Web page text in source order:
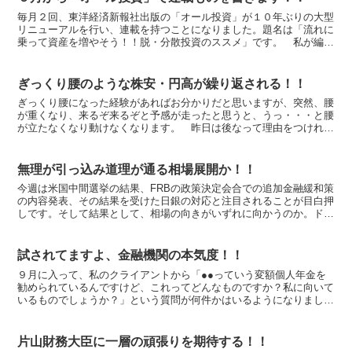
毎月２回、東洋経済新報社出版の「オール投資」が１０年ぶりの大型
リニューアルを行い、連載を持つことになりました。題名は「流れに
乗って資産を増やそう！！脱・分散投資のススメ」です。 私が編集
ぎっくり腰のような株安・円高が繰り返される！！
ぎっくり腰になった経験があればお分かりだと思いますが、突然、腰
が重くなり、来るぞ来るぞと予感が走ったと思うと、うっ・・・と腰
が立たなくなり動けなくなります。 昨日は後なって理由をつけれ
無理が引っ込み道理が通る相場展開か！！
今週は米国中間選挙の結果、FRBの政策決定会合での追加金融緩和策
の内容発表、その結果を受けた日銀の対応と注目されることが目白押
しです。そして結果として、相場の向きがいずれに向かうのか。ドル
試されてますよ、金融機関の本気度！！
９月に入って、私のクライアントから「●●っていう変額個人年金を
勧められているんですけど、これってどんなものですか？私に向いて
いるものでしょうか？」という質問が何件かはいるようになりまし
片山財務大臣に一層の頑張りを期待する！！